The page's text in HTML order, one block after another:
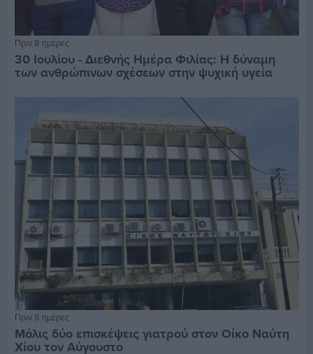
Πριν 8 ημέρες
30 Ιουλίου - Διεθνής Ημέρα Φιλίας: Η δύναμη
των ανθρώπινων σχέσεων στην ψυχική υγεία
Πριν 8 ημέρες
Μόλις δύο επισκέψεις γιατρού στον Οίκο Ναύτη
Χίου τον Αύγουστο